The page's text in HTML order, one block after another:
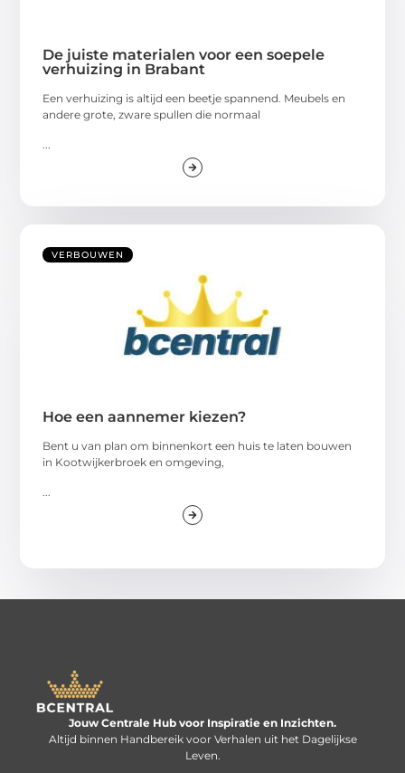
De juiste materialen voor een soepele
verhuizing in Brabant
Een verhuizing is altijd een beetje spannend. Meubels en
andere grote, zware spullen die normaal
VERBOUWEN
Hoe een aannemer kiezen?
Bent u van plan om binnenkort een huis te laten bouwen
in Kootwijkerbroek en omgeving,
Jouw Centrale Hub voor Inspiratie en Inzichten.
Altijd binnen Handbereik voor Verhalen uit het Dagelijkse
Leven.